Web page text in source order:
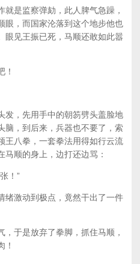
是监察弹劾，此人脾气急躁，
眼，而国家沦落到这个地步他也
眼见王振已死，马顺还敢如此嚣
，先用手中的朝笏劈头盖脸地
脑，到后来，兵器也不要了，索
王八拳，一套拳法用得如行云流
顺的身上，边打还边骂：
！”
激动到极点，竟然干出了一件
于是放弃了拳脚，抓住马顺，
！